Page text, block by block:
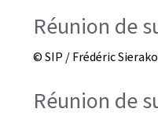
Réunion de
© SIP / Frédéric
Réunion de